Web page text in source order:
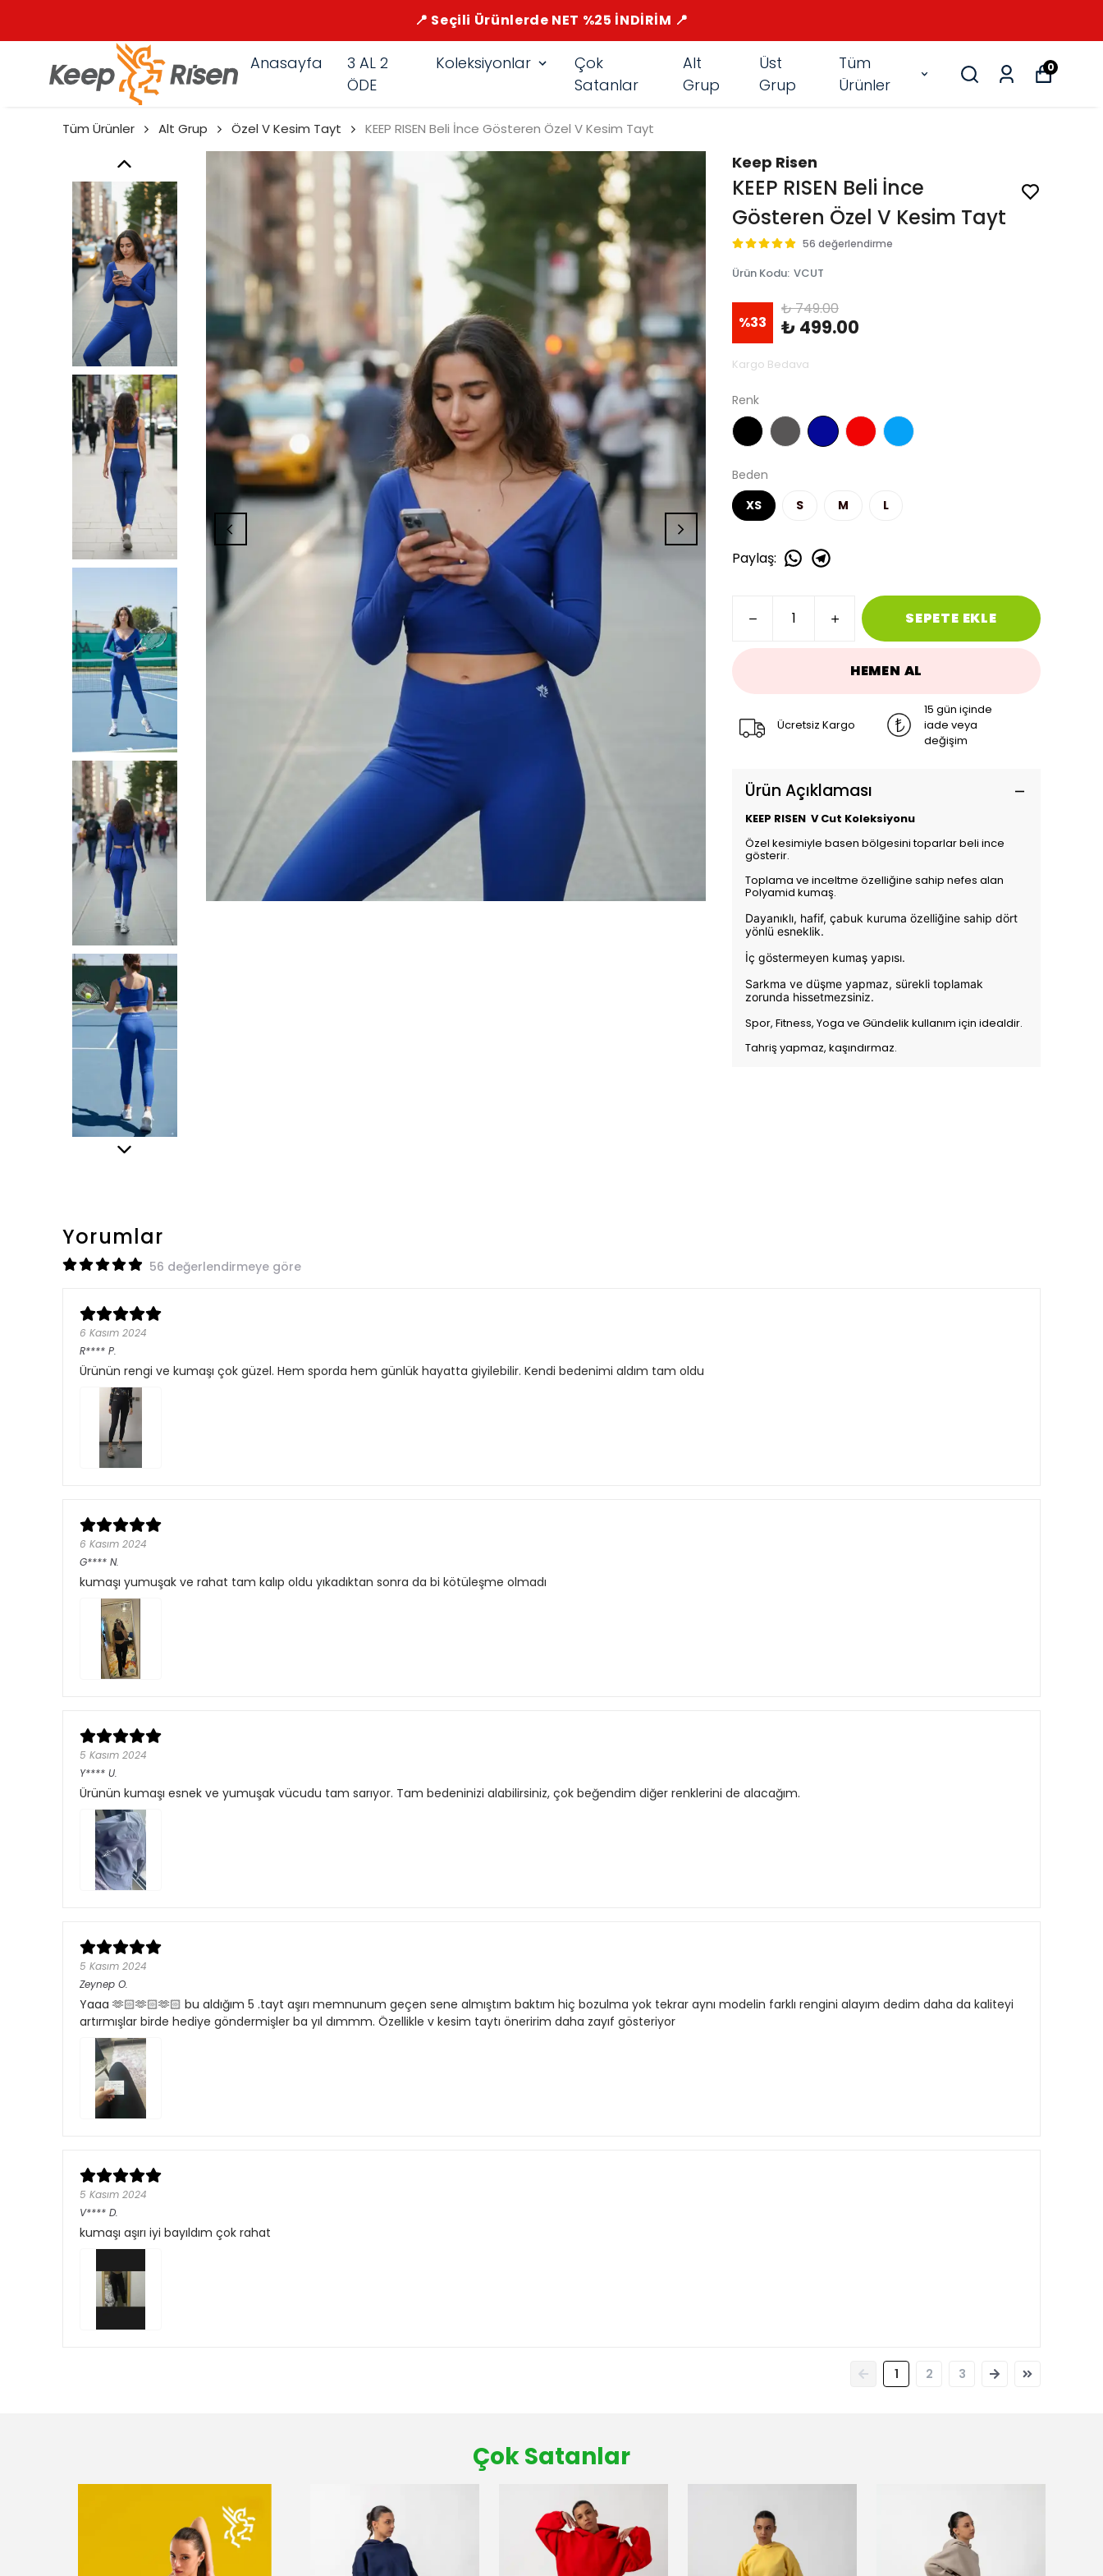
📍 Seçili Ürünlerde NET %25 İNDİRİM 📍
Anasayfa
3 AL 2
ÖDE
Koleksiyonlar
Çok
Satanlar
Alt
Grup
Üst
Grup
Tüm
Ürünler
0
Tüm Ürünler Alt Grup Özel V Kesim Tayt KEEP RISEN Beli İnce Gösteren Özel V Kesim Tayt
Keep Risen
KEEP RISEN Beli İnce
Gösteren Özel V Kesim Tayt
56 değerlendirme
Ürün Kodu: VCUT
%33
₺ 749.00
₺ 499.00
Kargo Bedava
Renk
Beden
XS
S M L
Paylaş:
SEPETE EKLE
HEMEN AL
Ücretsiz Kargo
15 gün içinde
iade veya
değişim
Ürün Açıklaması
KEEP RISEN V Cut Koleksiyonu
Özel kesimiyle basen bölgesini toparlar beli ince
gösterir.
Toplama ve inceltme özelliğine sahip nefes alan
Polyamid kumaş.
Dayanıklı, hafif, çabuk kuruma özelliğine sahip dört
yönlü esneklik.
İç göstermeyen kumaş yapısı.
Sarkma ve düşme yapmaz, sürekli toplamak
zorunda hissetmezsiniz.
Spor, Fitness, Yoga ve Gündelik kullanım için idealdir.
Tahriş yapmaz, kaşındırmaz.
Yorumlar
56 değerlendirmeye göre
6 Kasım 2024
R**** P.
Ürünün rengi ve kumaşı çok güzel. Hem sporda hem günlük hayatta giyilebilir. Kendi bedenimi aldım tam oldu
6 Kasım 2024
G**** N.
kumaşı yumuşak ve rahat tam kalıp oldu yıkadıktan sonra da bi kötüleşme olmadı
5 Kasım 2024
Y**** U.
Ürünün kumaşı esnek ve yumuşak vücudu tam sarıyor. Tam bedeninizi alabilirsiniz, çok beğendim diğer renklerini de alacağım.
5 Kasım 2024
Zeynep O.
Yaaa 🫶🏻🫶🏻🫶🏻 bu aldığım 5 .tayt aşırı memnunum geçen sene almıştım baktım hiç bozulma yok tekrar aynı modelin farklı rengini alayım dedim daha da kaliteyi
artırmışlar birde hediye göndermişler ba yıl dımmm. Özellikle v kesim taytı öneririm daha zayıf gösteriyor
5 Kasım 2024
V**** D.
kumaşı aşırı iyi bayıldım çok rahat
1 2 3
Çok Satanlar